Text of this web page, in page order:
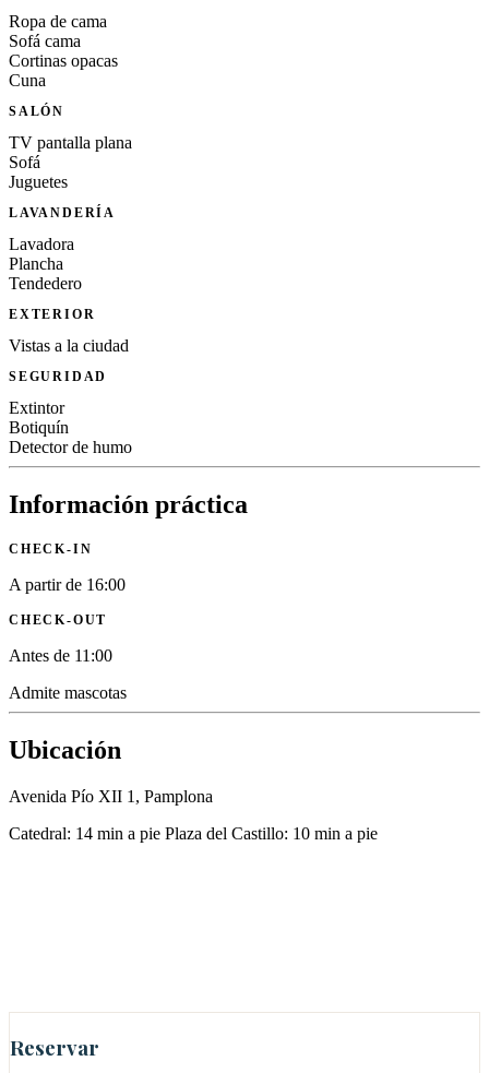
Ropa de cama
Sofá cama
Cortinas opacas
Cuna
SALÓN
TV pantalla plana
Sofá
Juguetes
LAVANDERÍA
Lavadora
Plancha
Tendedero
EXTERIOR
Vistas a la ciudad
SEGURIDAD
Extintor
Botiquín
Detector de humo
Información práctica
CHECK-IN
A partir de 16:00
CHECK-OUT
Antes de 11:00
Admite mascotas
Ubicación
Avenida Pío XII 1, Pamplona
Catedral: 14 min a pie Plaza del Castillo: 10 min a pie
Reservar